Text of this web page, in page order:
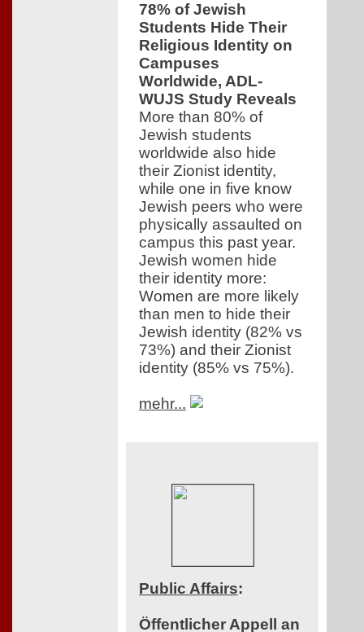
78% of Jewish
Students Hide Their
Religious Identity on
Campuses
Worldwide, ADL-
WUJS Study Reveals
More than 80% of
Jewish students
worldwide also hide
their Zionist identity,
while one in five know
Jewish peers who were
physically assaulted on
campus this past year.
Jewish women hide
their identity more:
Women are more likely
than men to hide their
Jewish identity (82% vs
73%) and their Zionist
identity (85% vs 75%).
mehr...
Public Affairs:
Öffentlicher Appell an